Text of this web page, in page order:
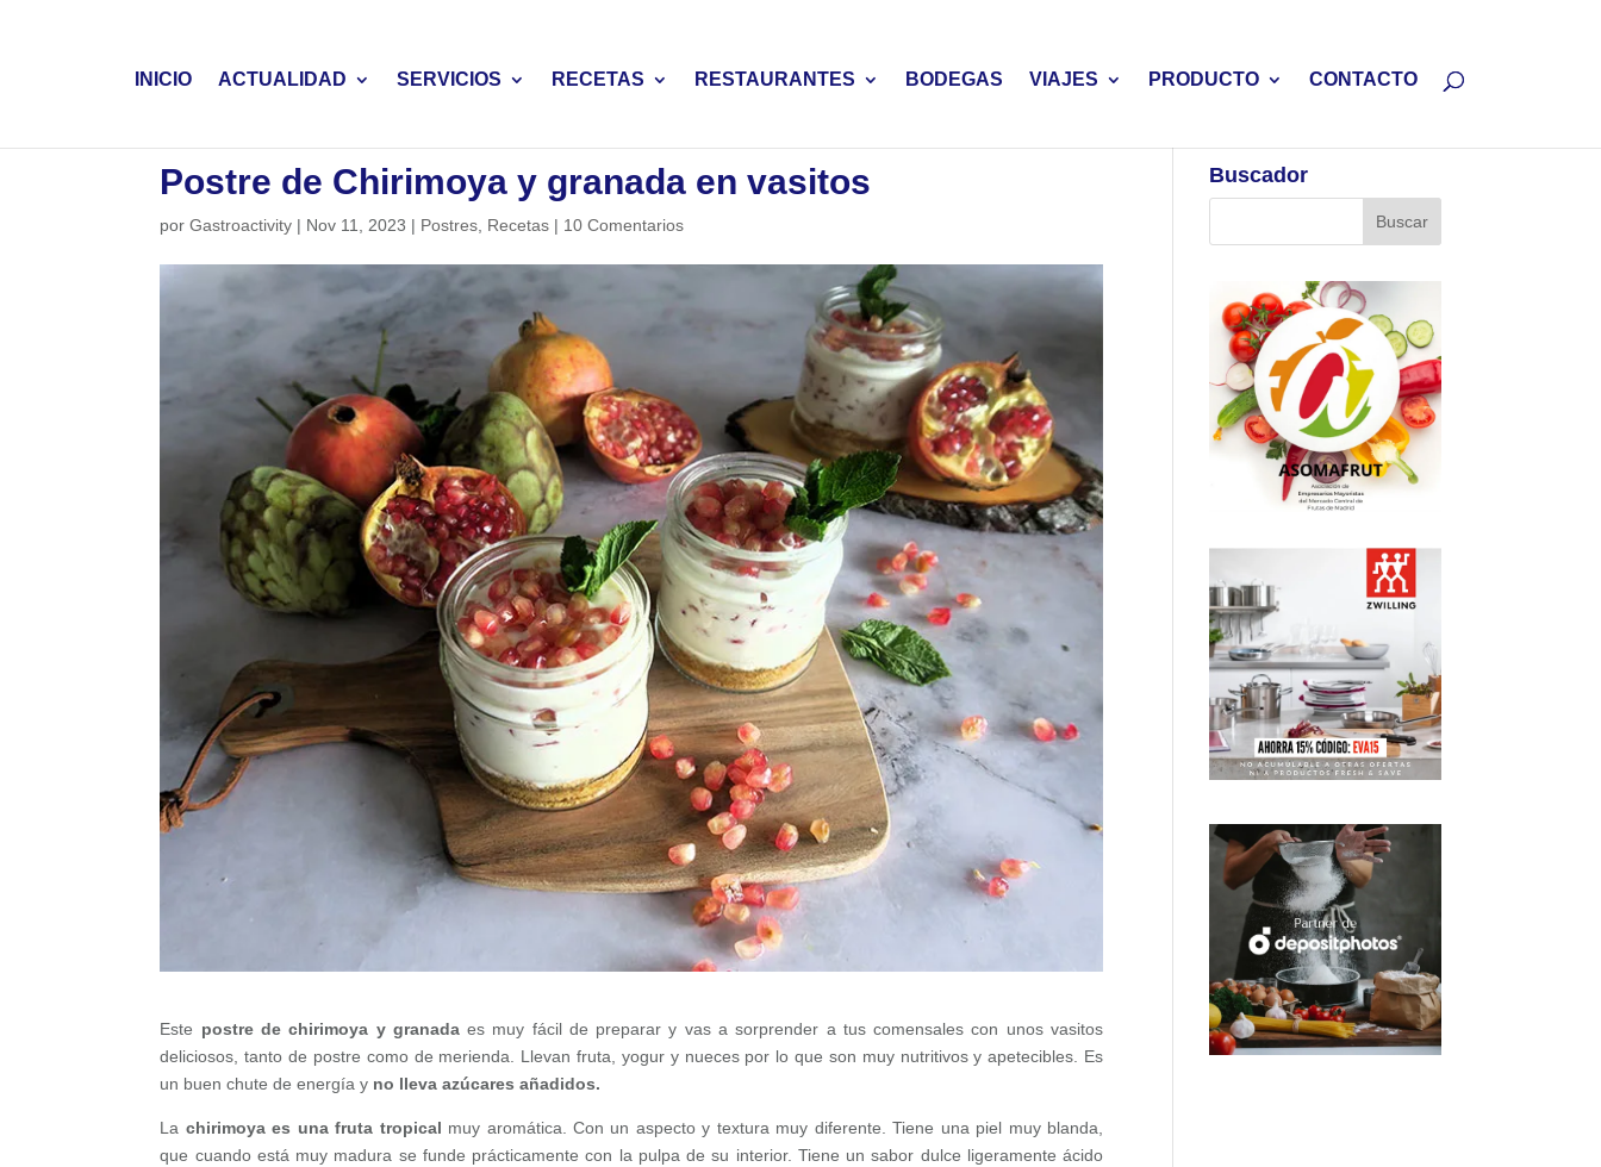
INICIO ACTUALIDAD SERVICIOS RECETAS RESTAURANTES BODEGAS VIAJES PRODUCTO CONTACTO
Postre de Chirimoya y granada en vasitos
porGastroactivity | Nov 11, 2023 | Postres Recetas | 10 Comentarios
Este postre de chirimoya y granadaes muy fácil de preparar y vas a sorprender a tus comensales con unos vasitos
deliciosos, tanto de postre como de merienda. Llevan fruta, yogur y nueces por lo que son muy nutritivos y apetecibles. Es
un buen chute de energía y no lleva azúcares añadidos.
La chirimoya es una fruta tropical muy aromática. Con un aspecto y textura muy diferente. Tiene una piel muy blanda,
que cuando está muy madura se funde prácticamente con la pulpa de su interior. Tiene un sabor dulce ligeramente ácido
Buscador